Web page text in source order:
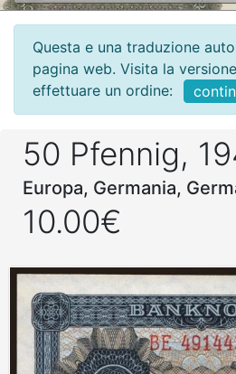
Questa e una traduzione
pagina web. Visita la
effettuare un ordine:
50 Pfennig,
Europa, Germania,
10.00€